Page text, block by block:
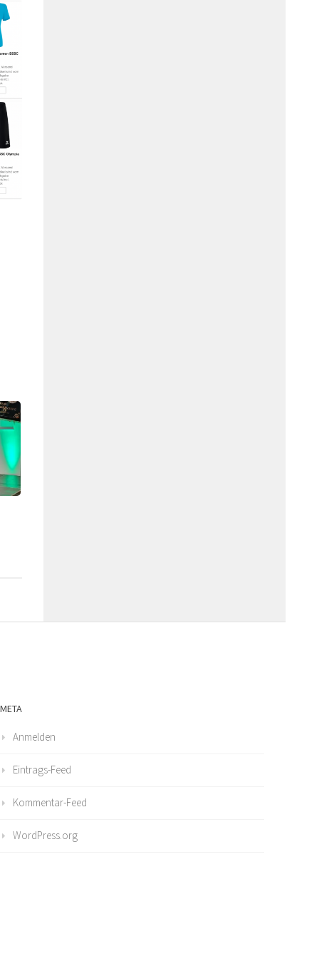
META
Anmelden
Eintrags-Feed
Kommentar-Feed
WordPress.org